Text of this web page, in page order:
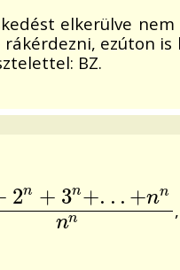
elkerülve
rákérdezni, ezúton
BZ.
2n + 3n+. . . +nn
nn
3n+...+nnnn